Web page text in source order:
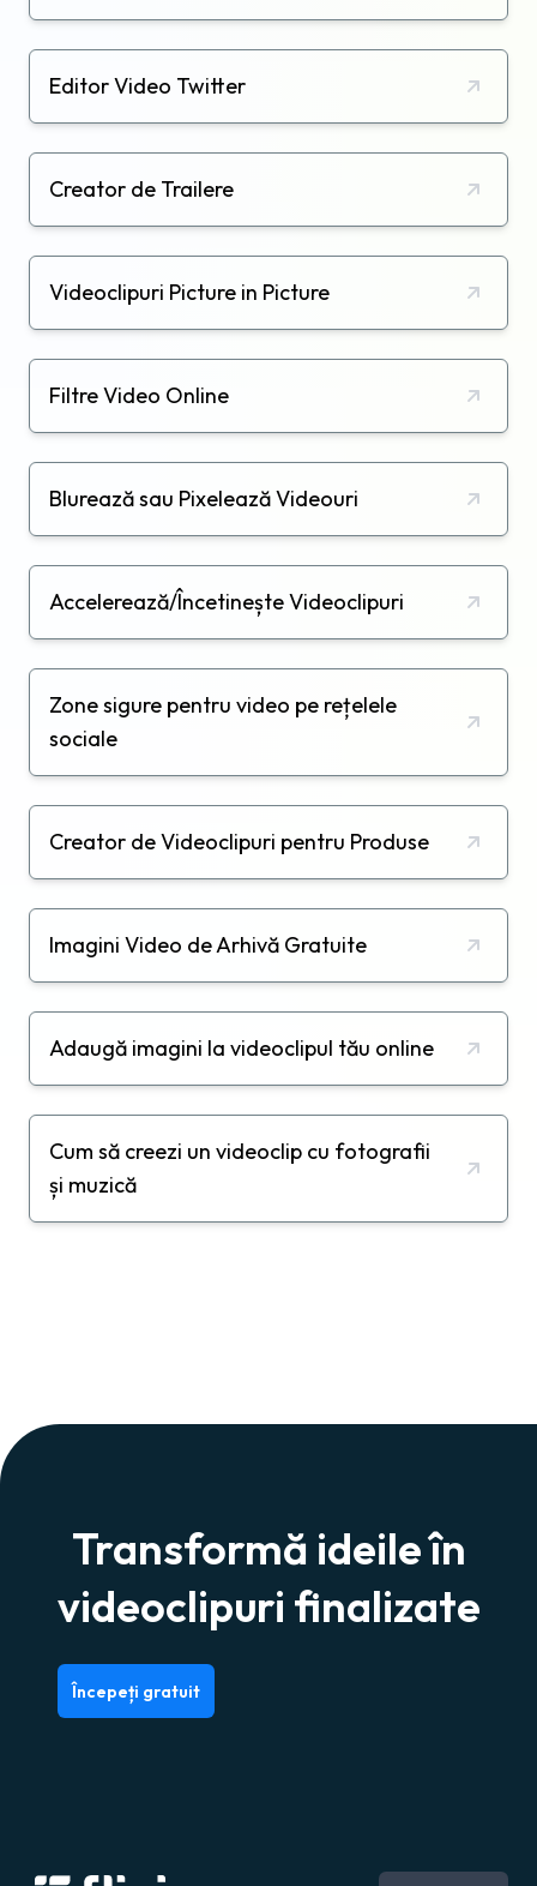
Editor Video Twitter
Creator de Trailere
Videoclipuri Picture in Picture
Filtre Video Online
Blurează sau Pixelează Videouri
Accelerează/Încetinește Videoclipuri
Zone sigure pentru video pe rețelele
sociale
Creator de Videoclipuri pentru Produse
Imagini Video de Arhivă Gratuite
Adaugă imagini la videoclipul tău online
Cum să creezi un videoclip cu fotografii
și muzică
Transformă ideile în
videoclipuri finalizate
Începeți gratuit